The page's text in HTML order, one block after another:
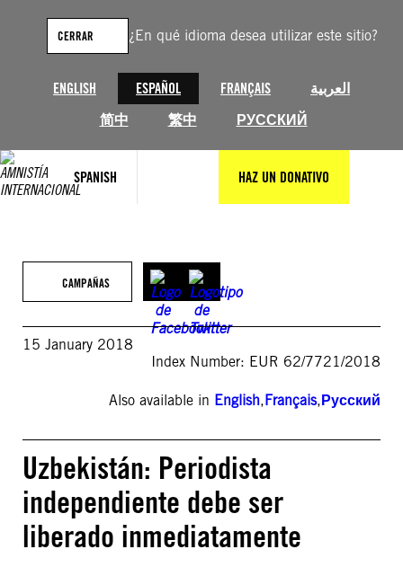
¿En qué idioma desea utilizar este sitio?
ENGLISH ESPAÑOL FRANÇAIS
العربية
简中
繁中 РУССКИЙ
CERRAR
SPANISH HAZ UN DONATIVO
contenido
CAMPAÑAS
15 January 2018
Index Number: EUR 62/7721/2018
Also available in English,Français,Русский
Uzbekistán: Periodista
independiente debe ser
liberado inmediatamente